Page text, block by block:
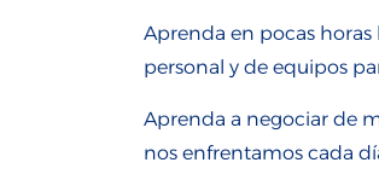
Aprenda en pocas
personal y de equipos
Aprenda a negociar de
nos enfrentamos cada